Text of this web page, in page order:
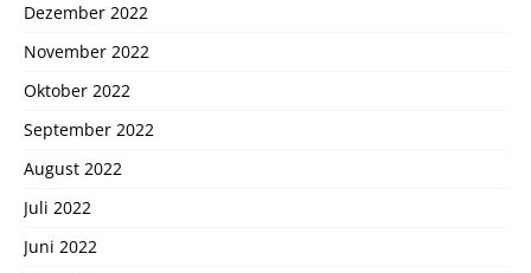
Dezember 2022
November 2022
Oktober 2022
September 2022
August 2022
Juli 2022
Juni 2022